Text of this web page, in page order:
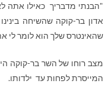
"הבנתי מדבריך כאילו אתה
אדון בר-קוקה שהשיחה
שהאינטרס שלך הוא לומר
מצב רוחו של השר בר-קוקה
המייסרת לפחות עד ילדותו.